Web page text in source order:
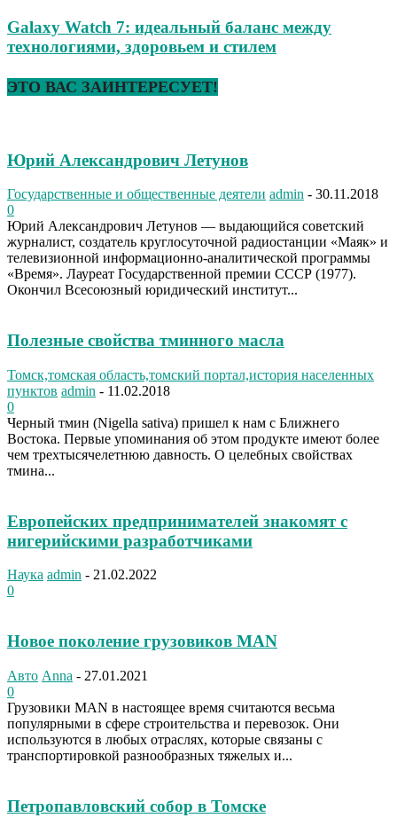
Galaxy Watch 7: идеальный баланс между
технологиями, здоровьем и стилем
ЭТО ВАС ЗАИНТЕРЕСУЕТ!
Юрий Александрович Летунов
Государственные и общественные деятели admin - 30.11.2018
0
Юрий Александрович Летунов — выдающийся советский
журналист, создатель круглосуточной радиостанции «Маяк» и
телевизионной информационно-аналитической программы
«Время». Лауреат Государственной премии СССР (1977).
Окончил Всесоюзный юридический институт...
Полезные свойства тминного масла
Томск,томская область,томский портал,история населенных
пунктов admin - 11.02.2018
0
Черный тмин (Nigella sativa) пришел к нам с Ближнего
Востока. Первые упоминания об этом продукте имеют более
чем трехтысячелетнюю давность. О целебных свойствах
тмина...
Европейских предпринимателей знакомят с
нигерийскими разработчиками
Наука admin - 21.02.2022
0
Новое поколение грузовиков MAN
Авто Anna - 27.01.2021
0
Грузовики MAN в настоящее время считаются весьма
популярными в сфере строительства и перевозок. Они
используются в любых отраслях, которые связаны с
транспортировкой разнообразных тяжелых и...
Петропавловский собор в Томске